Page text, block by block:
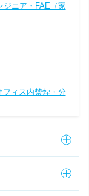
ジニア・FAE（家
フィス内禁煙・分